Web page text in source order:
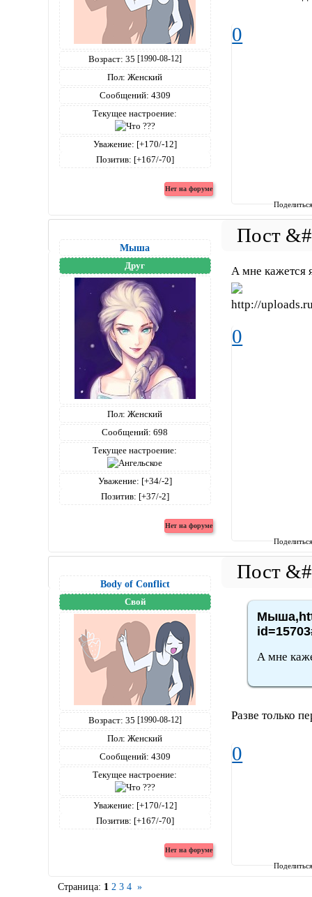
Возраст: 35 [1990-08-12]
Пол: Женский
Сообщений: 4309
Текущее настроение:
Уважение: [+170/-12]
Позитив: [+167/-70]
0
Мыша
Друг
Пол: Женский
Сообщений: 698
Текущее настроение:
Уважение: [+34/-2]
Позитив: [+37/-2]
А мне кажется
0
Body of Conflict
Свой
Возраст: 35 [1990-08-12]
Пол: Женский
Сообщений: 4309
Текущее настроение:
Уважение: [+170/-12]
Позитив: [+167/-70]
А мне
Разве только
0
Страница: 1 2 3 4 »